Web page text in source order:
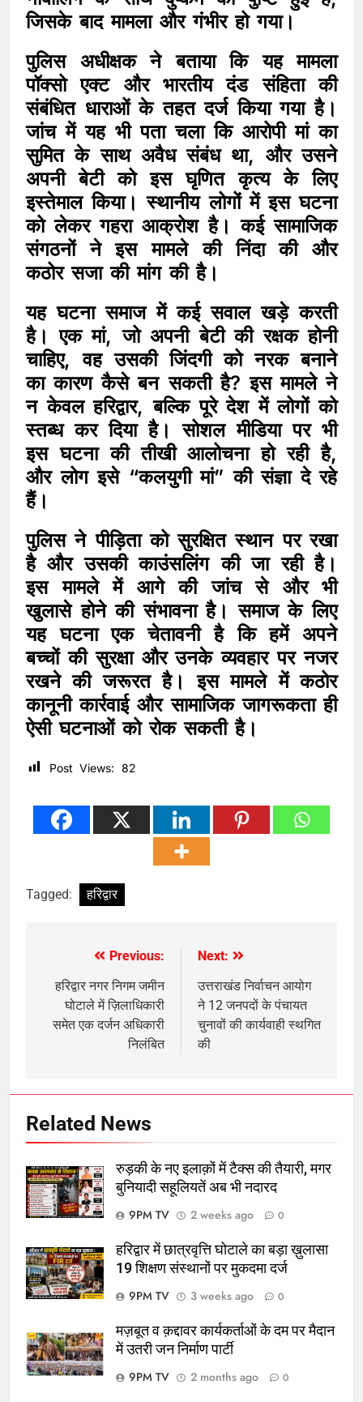
जिसके बाद मामला और गंभीर हो गया।
पुलिस अधीक्षक ने बताया कि यह मामला
पॉक्सो एक्ट और भारतीय दंड संहिता की
संबंधित धाराओं के तहत दर्ज किया गया है।
जांच में यह भी पता चला कि आरोपी मां का
सुमित के साथ अवैध संबंध था, और उसने
अपनी बेटी को इस घृणित कृत्य के लिए
इस्तेमाल किया। स्थानीय लोगों में इस घटना
को लेकर गहरा आक्रोश है। कई सामाजिक
संगठनों ने इस मामले की निंदा की और
कठोर सजा की मांग की है।
यह घटना समाज में कई सवाल खड़े करती
है। एक मां, जो अपनी बेटी की रक्षक होनी
चाहिए, वह उसकी जिंदगी को नरक बनाने
का कारण कैसे बन सकती है? इस मामले ने
न केवल हरिद्वार, बल्कि पूरे देश में लोगों को
स्तब्ध कर दिया है। सोशल मीडिया पर भी
इस घटना की तीखी आलोचना हो रही है,
और लोग इसे “कलयुगी मां” की संज्ञा दे रहे
हैं।
पुलिस ने पीड़िता को सुरक्षित स्थान पर रखा
है और उसकी काउंसलिंग की जा रही है।
इस मामले में आगे की जांच से और भी
खुलासे होने की संभावना है। समाज के लिए
यह घटना एक चेतावनी है कि हमें अपने
बच्चों की सुरक्षा और उनके व्यवहार पर नजर
रखने की जरूरत है। इस मामले में कठोर
कानूनी कार्रवाई और सामाजिक जागरूकता ही
ऐसी घटनाओं को रोक सकती है।
Post Views: 82
Tagged: हरिद्वार
navigation
Previous:
हरिद्वार नगर निगम जमीन
घोटाले में ज़िलाधिकारी
समेत एक दर्जन अधिकारी
निलंबित
Next:
उत्तराखंड निर्वाचन आयोग
ने 12 जनपदों के पंचायत
चुनावों की कार्यवाही स्थगित
की
Related News
रुड़की के नए इलाक़ों में टैक्स की तैयारी, मगर
बुनियादी सहूलियतें अब भी नदारद
9PM TV
2 weeks ago 0
हरिद्वार में छात्रवृत्ति घोटाले का बड़ा ख़ुलासा
19 शिक्षण संस्थानों पर मुकदमा दर्ज
9PM TV
3 weeks ago 0
मज़बूत व क़द्दावर कार्यकर्ताओं के दम पर मैदान
में उतरी जन निर्माण पार्टी
9PM TV
2 months ago 0